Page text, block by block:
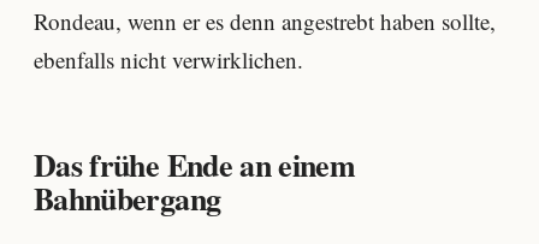
Rondeau, wenn er es denn angestrebt haben sollte,
ebenfalls nicht verwirklichen.
Das frühe Ende an einem
Bahnübergang